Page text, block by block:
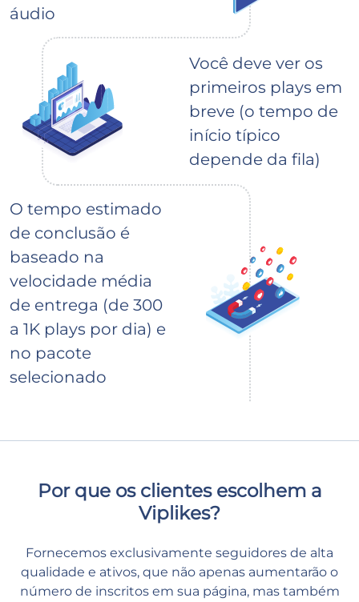
áudio
Você deve ver os
primeiros plays em
breve (o tempo de
início típico
depende da fila)
O tempo estimado
de conclusão é
baseado na
velocidade média
de entrega (de 300
a 1K plays por dia) e
no pacote
selecionado
Por que os clientes escolhem a
Viplikes?
Fornecemos exclusivamente seguidores de alta
qualidade e ativos, que não apenas aumentarão o
número de inscritos em sua página, mas também